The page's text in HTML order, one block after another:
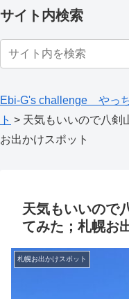
サイト内検索
Ebi-G's challenge やっ
ト > 天気もいいので八剣
お出かけスポット
天気もいいので
てみた；札幌お
札幌お出かけスポット